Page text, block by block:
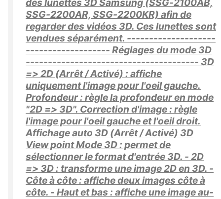
des lunettes 3D Samsung (SSG-2100AB,
SSG-2200AR, SSG-2200KR) afin de
regarder des vidéos 3D. Ces lunettes sont
vendues séparément. --------------------
------------------- Réglages du mode 3D
--------------------------------------- 3D
=> 2D (Arrêt / Activé) : affiche
uniquement l'image pour l'oeil gauche.
Profondeur : règle la profondeur en mode
"2D => 3D". Correction d'image : règle
l'image pour l'oeil gauche et l'oeil droit.
Affichage auto 3D (Arrêt / Activé) 3D
View point Mode 3D : permet de
sélectionner le format d'entrée 3D. - 2D
=> 3D : transforme une image 2D en 3D. -
Côte à côte : affiche deux images côte à
côte. - Haut et bas : affiche une image au-